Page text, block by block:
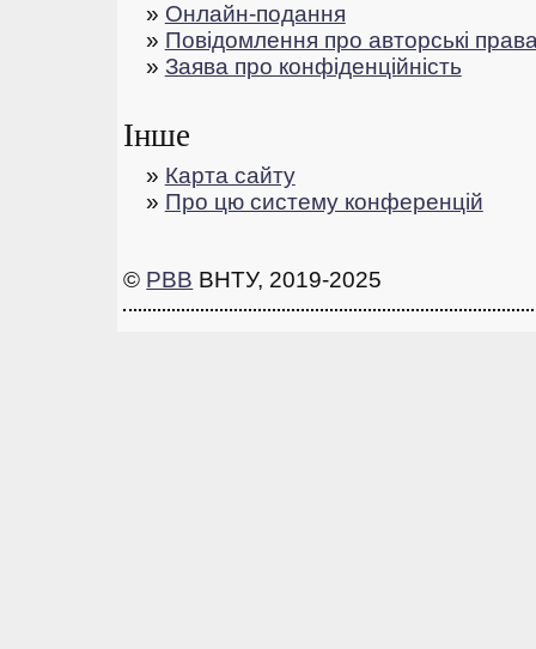
» Онлайн-подання
» Повідомлення про авторські
» Заява про конфіденційність
Інше
» Карта сайту
» Про цю систему конференцій
© РВВ ВНТУ, 2019-2025